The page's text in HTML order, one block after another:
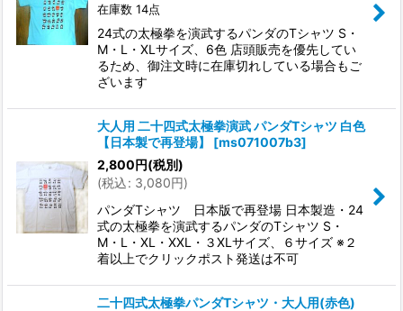
在庫数 14点
24式の太極拳を演武するパンダのTシャツ S・
M・L・XLサイズ、6色 店頭販売を優先してい
るため、御注文時に在庫切れしている場合もご
ざいます
大人用 二十四式太極拳演武 パンダTシャツ 白色
【日本製で再登場】
[ms071007b3]
2,800円(税別)
(税込: 3,080円)
パンダTシャツ 日本版で再登場 日本製造・24
式の太極拳を演武するパンダのTシャツ S・
M・L・XL・XXL・３XLサイズ、６サイズ ※２
着以上でクリックポスト発送は不可
二十四式太極拳パンダTシャツ・大人用(赤色)